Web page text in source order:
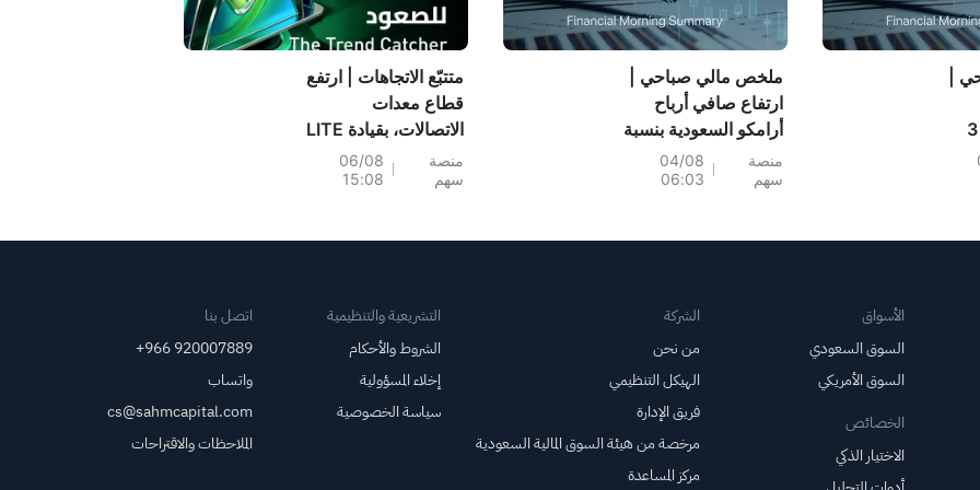
|
إيرانية مقررة في 3
ملخص مالي صباحي |
ارتفاع صافي أرباح
أرامكو السعودية بنسبة
33% على أساس
سنوي إلى 241.64
جوجل تصبح ثاني أكبر
شركة في العالم
منصة
سهم
04/08
06:03
متتبّع الاتجاهات | ارتفع
قطاع معدات
الاتصالات، بقيادة LITE
(+6%)؛ وسجلت أسهم
PH (+7%) وTPR
مستويات رئيسية.
منصة
سهم
06/08
15:08
الأسواق
السوق السعودي
السوق الأمريكي
الخصائص
الاختيار الذكي
الشركة
من نحن
الهيكل التنظيمي
فريق الإدارة
مرخصة من هيئة السوق المالية السعودية
مركز المساعدة
التشريعية والتنظيمية
الشروط والأحكام
إخلاء المسؤولية
سياسة الخصوصية
اتصل بنا
+966 920007889
واتساب
cs@sahmcapital.com
الملاحظات والاقتراحات